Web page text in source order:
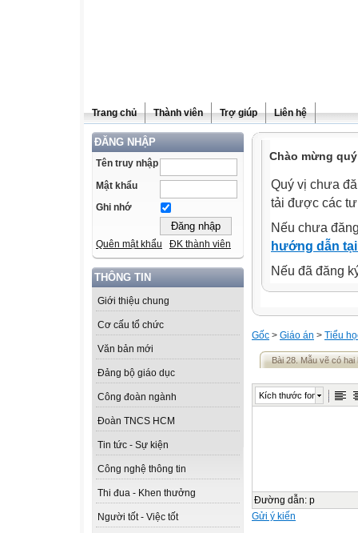
Trang chủ Thành viên Trợ giúp Liên hệ
ĐĂNG NHẬP
Tên truy nhập
Mật khẩu
Ghi nhớ
Quên mật khẩu ĐK thành viên
THÔNG TIN
Giới thiệu chung
Cơ cấu tổ chức
Văn bản mới
Đảng bộ giáo dục
Công đoàn ngành
Đoàn TNCS HCM
Tin tức - Sự kiện
Công nghệ thông tin
Thi đua - Khen thưởng
Người tốt - Việc tốt
Chào mừng
Quý vị chưa
tải được các
Nếu chưa
hướng dẫn
Nếu đã đăng
Gốc > Giáo án > Tiểu
Bài 28. Mẫu vẽ có
Kích thước font
Đường dẫn: p
Gửi ý kiến